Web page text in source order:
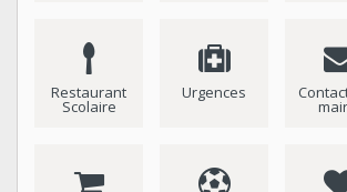
Restaurant
Scolaire
Urgences